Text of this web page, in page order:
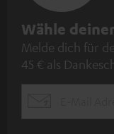
N
e
w
Wähle
Melde dich für
45 € als